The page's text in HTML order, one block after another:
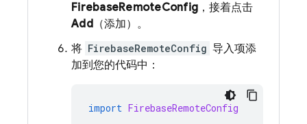
FirebaseRemoteConfig ，接着点击
Add（添加）。
将 FirebaseRemoteConfig 导入项添
加到您的代码中：
import FirebaseRemoteConfig